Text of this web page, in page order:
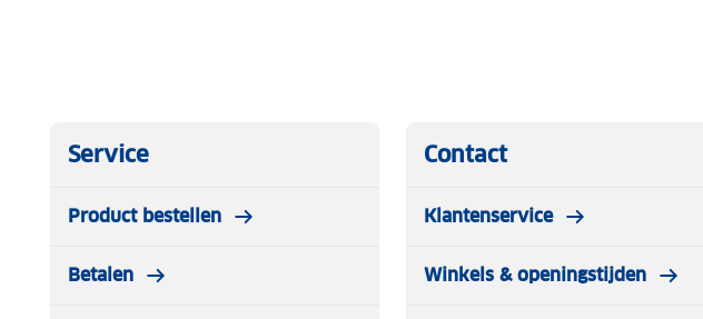
Service
Product bestellen
Betalen
Contact
Klantenservice
Winkels & openingstijden